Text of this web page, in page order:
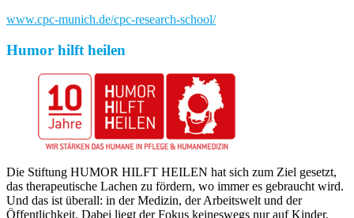
www.cpc-munich.de/cpc-research-school/
Humor hilft heilen
Die Stiftung HUMOR HILFT HEILEN hat sich zum Ziel gesetzt,
das therapeutische Lachen zu fördern, wo immer es gebraucht wird.
Und das ist überall: in der Medizin, der Arbeitswelt und der
Öffentlichkeit. Dabei liegt der Fokus keineswegs nur auf Kinder.